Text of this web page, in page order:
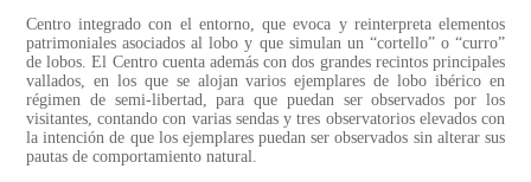
Centro integrado con el entorno, que evoca y reinterpreta elementos
patrimoniales asociados al lobo y que simulan un “cortello” o “curro”
de lobos. El Centro cuenta además con dos grandes recintos principales
vallados, en los que se alojan varios ejemplares de lobo ibérico en
régimen de semi-libertad, para que puedan ser observados por los
visitantes, contando con varias sendas y tres observatorios elevados con
la intención de que los ejemplares puedan ser observados sin alterar sus
pautas de comportamiento natural.